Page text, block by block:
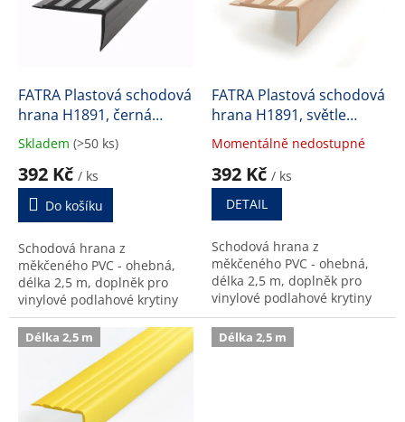
ů
FATRA Plastová schodová
hrana H1891, černá
barva 600
Průměrné
produktu
5,0
5
hvězdiček.
Skladem (>50 ks)
392 Kč / ks
Do košíku
Schodová hrana z
měkčeného PVC - ohebná,
délka 2,5 m, doplněk pro
vinylové podlahové krytiny
(LINO FATRA).
FATRA Plastová schodová
hrana H1891, světle
hnědá barva 533
Průměrné
produktu
4,0
5
hvězdiček.
Momentálně nedostupné
392 Kč / ks
DETAIL
Schodová hrana z
měkčeného PVC - ohebná,
délka 2,5 m, doplněk pro
vinylové podlahové krytiny
(LINO FATRA)
Délka 2,5 m Délka 2,5 m